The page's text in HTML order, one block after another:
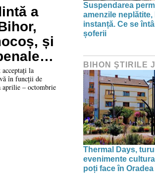
a
și
de Apel
la
în funcții de
aprilie – octombrie
Suspendarea
amenzile
instanță. Ce se
șoferii
BIHON ŞTIRILE
Thermal Days,
evenimente
poți face în